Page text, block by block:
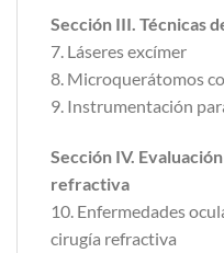
Sección III. Técnicas
7. Láseres excímer
8. Microquerátomos
9. Instrumentación
Sección IV.
refractiva
10. Enfermedades
cirugía refractiva